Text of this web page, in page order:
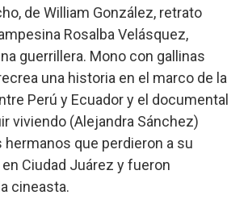
de William González, retrato
Rosalba Velásquez,
guerrillera. Mono con gallinas
una historia en el marco de la
Perú y Ecuador y el documental
viviendo (Alejandra Sánchez)
hermanos que perdieron a su
Ciudad Juárez y fueron
cineasta.